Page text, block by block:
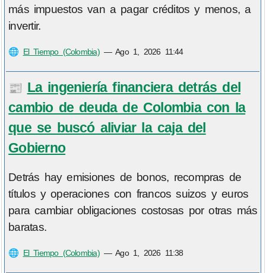
más impuestos van a pagar créditos y menos, a
invertir.
🌐 El Tiempo (Colombia)—Ago 1, 2026 11:44
📰 La ingeniería financiera detrás del
cambio de deuda de Colombia con la
que se buscó aliviar la caja del
Gobierno
Detrás hay emisiones de bonos, recompras de
títulos y operaciones con francos suizos y euros
para cambiar obligaciones costosas por otras más
baratas.
🌐 El Tiempo (Colombia)—Ago 1, 2026 11:38